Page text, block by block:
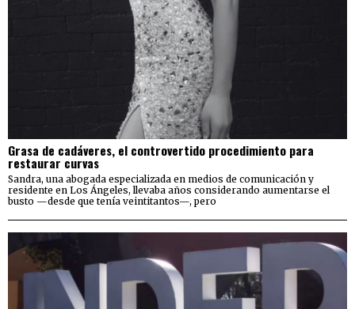
Grasa de cadáveres, el controvertido procedimiento para
restaurar curvas
Sandra, una abogada especializada en medios de comunicación y
residente en Los Ángeles, llevaba años considerando aumentarse el
busto —desde que tenía veintitantos—, pero